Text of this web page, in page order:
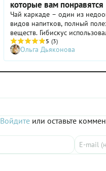
которые вам понравятся
Чай каркаде – один из
видов напитков, полный
веществ. Гибискус
народной медицине веками.
делают не только чай, но и
сиропы, желе и соусы. Легче
сделать из каркаде напиток
напитков из каркаде.
5 (3)
Ольга Дьяконова
Войдите или оставьте